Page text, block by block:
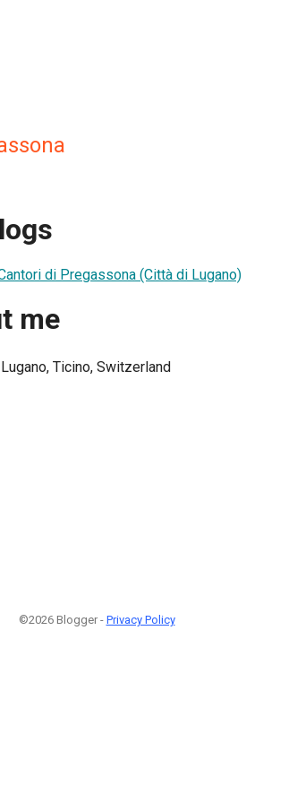
di Pregassona (Città di Lugano)
me
Lugano, Ticino, Switzerland
©2026 Blogger - Privacy Policy